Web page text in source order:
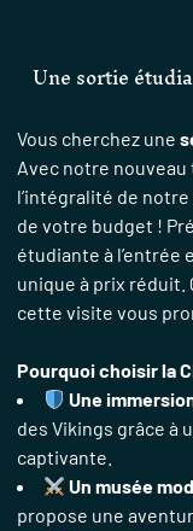
Une sortie
Vous cherchez une
Avec notre
l’intégralité de
de votre budget !
étudiante à l’entrée
unique à prix réduit.
cette visite vous
Pourquoi choisir la
Une
des Vikings grâce à
captivante.
Un musée
propose une